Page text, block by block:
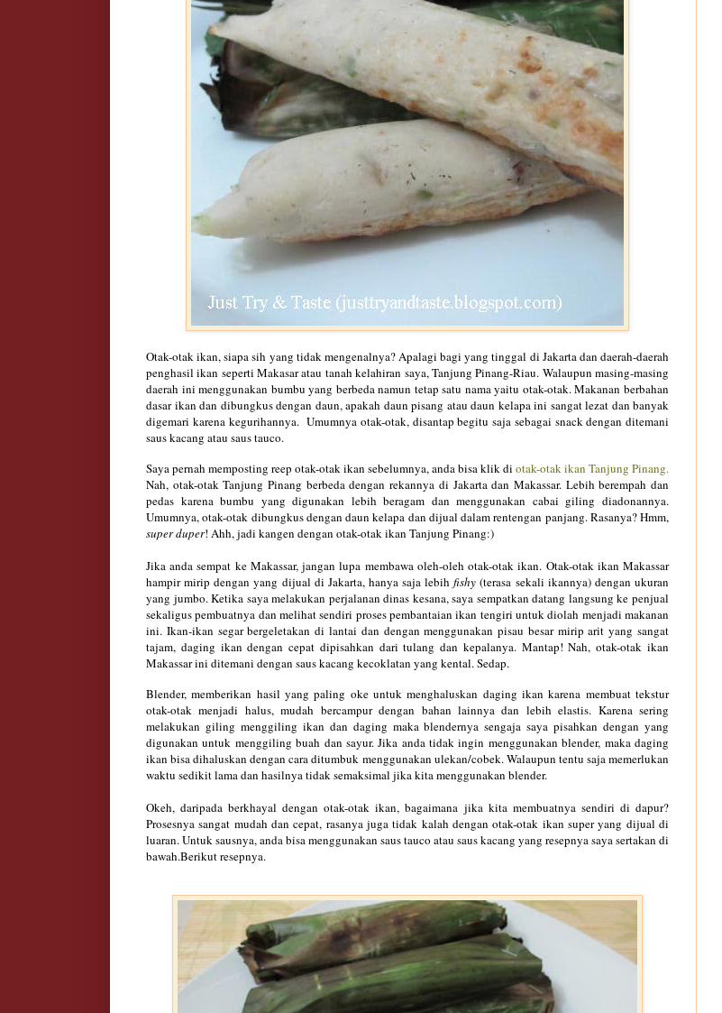
Otak-otak ikan, siapa sih yang tidak mengenalnya? Apalagi bagi yang tinggal di Jakarta dan daerah-daerah
penghasil ikan seperti Makasar atau tanah kelahiran saya, Tanjung Pinang-Riau. Walaupun masing-masing
daerah ini menggunakan bumbu yang berbeda namun tetap satu nama yaitu otak-otak. Makanan berbahan
dasar ikan dan dibungkus dengan daun, apakah daun pisang atau daun kelapa ini sangat lezat dan banyak
digemari karena kegurihannya. Umumnya otak-otak, disantap begitu saja sebagai snack dengan ditemani
saus kacang atau saus tauco.
Saya pernah memposting reep otak-otak ikan sebelumnya, anda bisa klik di otak-otak ikan Tanjung Pinang.
Nah, otak-otak Tanjung Pinang berbeda dengan rekannya di Jakarta dan Makassar. Lebih berempah dan
pedas karena bumbu yang digunakan lebih beragam dan menggunakan cabai giling diadonannya.
Umumnya, otak-otak dibungkus dengan daun kelapa dan dijual dalam rentengan panjang. Rasanya? Hmm,
super duper! Ahh, jadi kangen dengan otak-otak ikan Tanjung Pinang:)
Jika anda sempat ke Makassar, jangan lupa membawa oleh-oleh otak-otak ikan. Otak-otak ikan Makassar
hampir mirip dengan yang dijual di Jakarta, hanya saja lebihfishy (terasa sekali ikannya) dengan ukuran
yang jumbo. Ketika saya melakukan perjalanan dinas kesana, saya sempatkan datang langsung ke penjual
sekaligus pembuatnya dan melihat sendiri proses pembantaian ikan tengiri untuk diolah menjadi makanan
ini. Ikan-ikan segar bergeletakan di lantai dan dengan menggunakan pisau besar mirip arit yang sangat
tajam, daging ikan dengan cepat dipisahkan dari tulang dan kepalanya. Mantap! Nah, otak-otak ikan
Makassar ini ditemani dengan saus kacang kecoklatan yang kental. Sedap.
Blender, memberikan hasil yang paling oke untuk menghaluskan daging ikan karena membuat tekstur
otak-otak menjadi halus, mudah bercampur dengan bahan lainnya dan lebih elastis. Karena sering
melakukan giling menggiling ikan dan daging maka blendernya sengaja saya pisahkan dengan yang
digunakan untuk menggiling buah dan sayur.Jika anda tidak ingin menggunakan blender, maka daging
ikan bisa dihaluskan dengan cara ditumbuk menggunakan ulekan/cobek. Walaupun tentu saja memerlukan
waktu sedikit lama dan hasilnya tidak semaksimal jika kita menggunakan blender.
Okeh, daripada berkhayal dengan otak-otak ikan, bagaimana jika kita membuatnya sendiri di dapur?
Prosesnya sangat mudah dan cepat, rasanya juga tidak kalah dengan otak-otak ikan super yang dijual di
luaran. Untuk sausnya, anda bisa menggunakan saus tauco atau saus kacang yang resepnya saya sertakan di
bawah.Berikut resepnya.